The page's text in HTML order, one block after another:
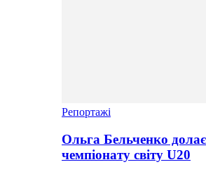
Репортажі
Ольга Бельченко
чемпіонату світу U20